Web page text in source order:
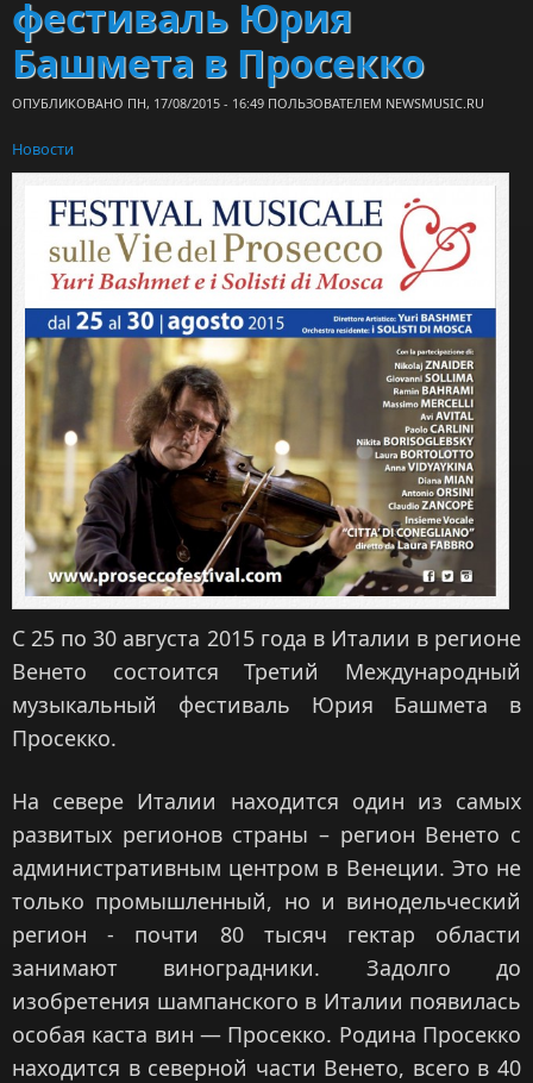
фестиваль Юрия
Башмета в Просекко
ОПУБЛИКОВАНО ПН, 17/08/2015 - 16:49 ПОЛЬЗОВАТЕЛЕМ NEWSMUSIC.RU
Новости
С 25 по 30 августа 2015 года в Италии в регионе
Венето состоится Третий Международный
музыкальный фестиваль Юрия Башмета в
Просекко.
На севере Италии находится один из самых
развитых регионов страны – регион Венето с
административным центром в Венеции. Это не
только промышленный, но и винодельческий
регион - почти 80 тысяч гектар области
занимают виноградники. Задолго до
изобретения шампанского в Италии появилась
особая каста вин — Просекко. Родина Просекко
находится в северной части Венето, всего в 40